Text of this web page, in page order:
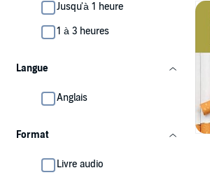
Jusqu'à 1 heure
1 à 3 heures
Langue
Anglais
Format
Livre audio